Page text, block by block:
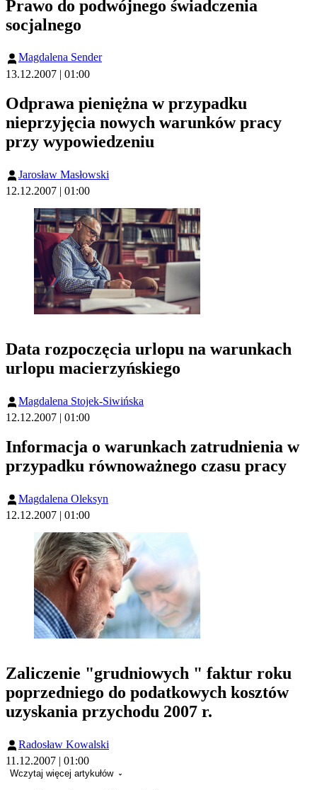
Prawo do podwójnego świadczenia
socjalnego
Magdalena Sender
13.12.2007 | 01:00
Odprawa pieniężna w przypadku
nieprzyjęcia nowych warunków pracy
przy wypowiedzeniu
Jarosław Masłowski
12.12.2007 | 01:00
Data rozpoczęcia urlopu na warunkach
urlopu macierzyńskiego
Magdalena Stojek-Siwińska
12.12.2007 | 01:00
Informacja o warunkach zatrudnienia w
przypadku równoważnego czasu pracy
Magdalena Oleksyn
12.12.2007 | 01:00
Zaliczenie "grudniowych " faktur roku
poprzedniego do podatkowych kosztów
uzyskania przychodu 2007 r.
Radosław Kowalski
11.12.2007 | 01:00
Wczytaj więcej artykułów